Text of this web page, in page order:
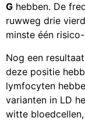
G hebben. De
ruwweg drie
minste één risico-
Nog een
deze positie
lymfocyten
varianten in LD
witte